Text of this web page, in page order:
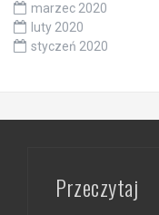
marzec 2020
luty 2020
styczeń 2020
Przeczytaj